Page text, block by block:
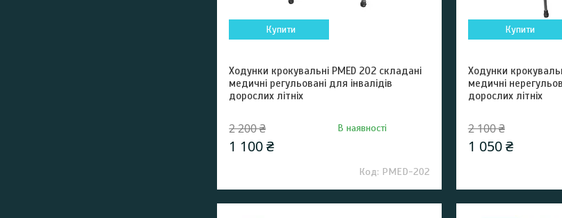
Купити
Ходунки крокувальні PMED 202 складані
медичні регульовані для інвалідів
дорослих літніх
2 200 ₴
1 100 ₴
В наявності
РМЕD-202
Купити
Ходунки
медичні
дорослих літніх
2 100 ₴
1 050 ₴